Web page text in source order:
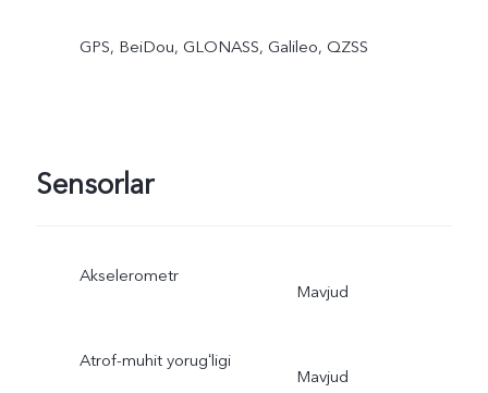
GPS, BeiDou, GLONASS, Galileo, QZSS
Sensorlar
Akselerometr
Mavjud
Atrof-muhit yorugʻligi
Mavjud